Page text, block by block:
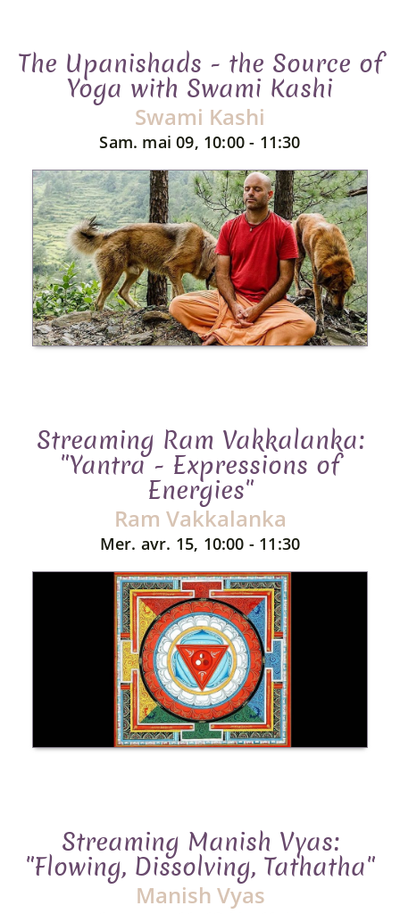
The Upanishads - the Source of
Yoga with Swami Kashi
Swami Kashi
Sam. mai 09, 10:00 - 11:30
Streaming Ram Vakkalanka:
"Yantra - Expressions of
Energies"
Ram Vakkalanka
Mer. avr. 15, 10:00 - 11:30
Streaming Manish Vyas:
"Flowing, Dissolving, Tathatha"
Manish Vyas